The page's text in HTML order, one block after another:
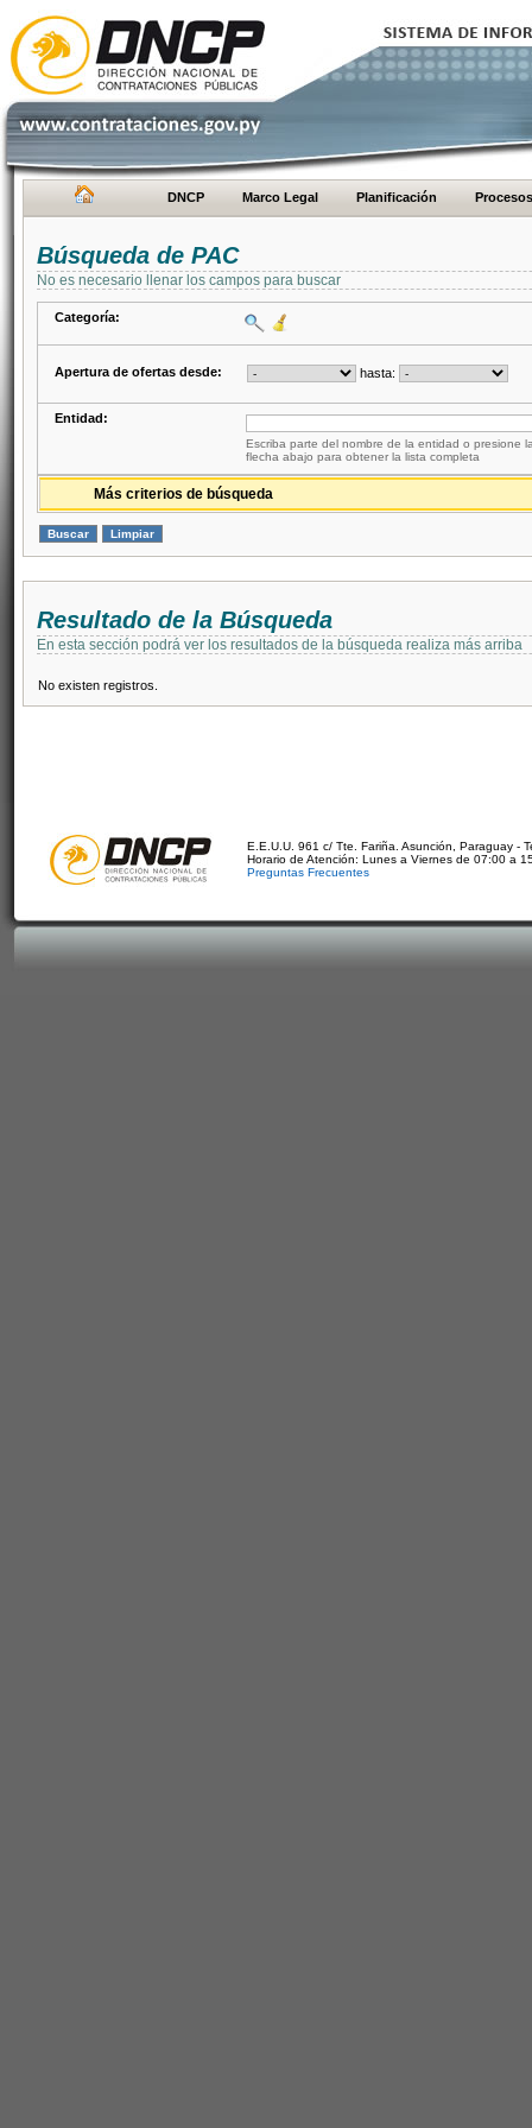
DNCP Marco Legal Planificación Procesos
Búsqueda de PAC
No es necesario llenar los campos para buscar
Categoría:
Apertura de ofertas desde: hasta:
Entidad:
Escriba parte del nombre de la entidad o presione
flecha abajo para obtener la lista completa
Más criterios de búsqueda
Resultado de la Búsqueda
En esta sección podrá ver los resultados de la búsqueda realiza más arriba
No existen registros.
E.E.U.U. 961 c/ Tte. Fariña. Asunción, Paraguay -
Horario de Atención: Lunes a Viernes de 07:00 a
Preguntas Frecuentes